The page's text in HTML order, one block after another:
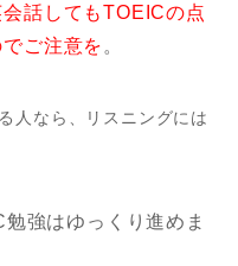
話してもTOEICの点
ご注意を 。
人なら、リスニングには
強はゆっくり進めま